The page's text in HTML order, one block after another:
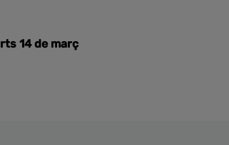
14 de març